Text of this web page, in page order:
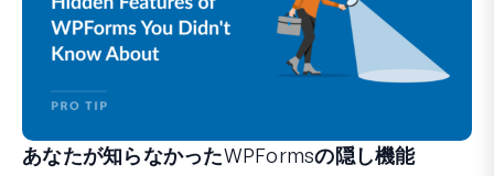
あなたが知らなかったWPFormsの隠し機能